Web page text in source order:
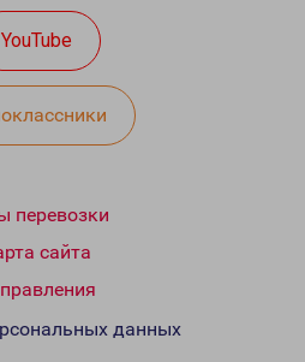
YouTube
перевозки
сайта
данных